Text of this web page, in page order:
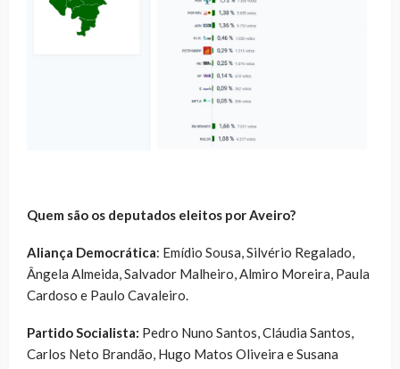
Quem são os deputados eleitos por Aveiro?
Aliança Democrática: Emídio Sousa, Silvério Regalado,
Ângela Almeida, Salvador Malheiro, Almiro Moreira, Paula
Cardoso e Paulo Cavaleiro.
Partido Socialista: Pedro Nuno Santos, Cláudia Santos,
Carlos Neto Brandão, Hugo Matos Oliveira e Susana